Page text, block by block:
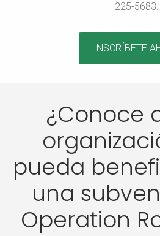
225-5683.
INSCRÍBETE
¿Conoce
pueda
una
Operation